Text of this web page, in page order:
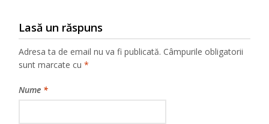
Lasă un răspuns
Adresa ta de email nu va fi publicată. Câmpurile obligatorii
sunt marcate cu*
Nume *